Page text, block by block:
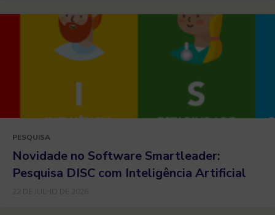
PESQUISA
Novidade no Software Smartleader:
Pesquisa DISC com Inteligência Artificial
22 DE JULHO DE 2026